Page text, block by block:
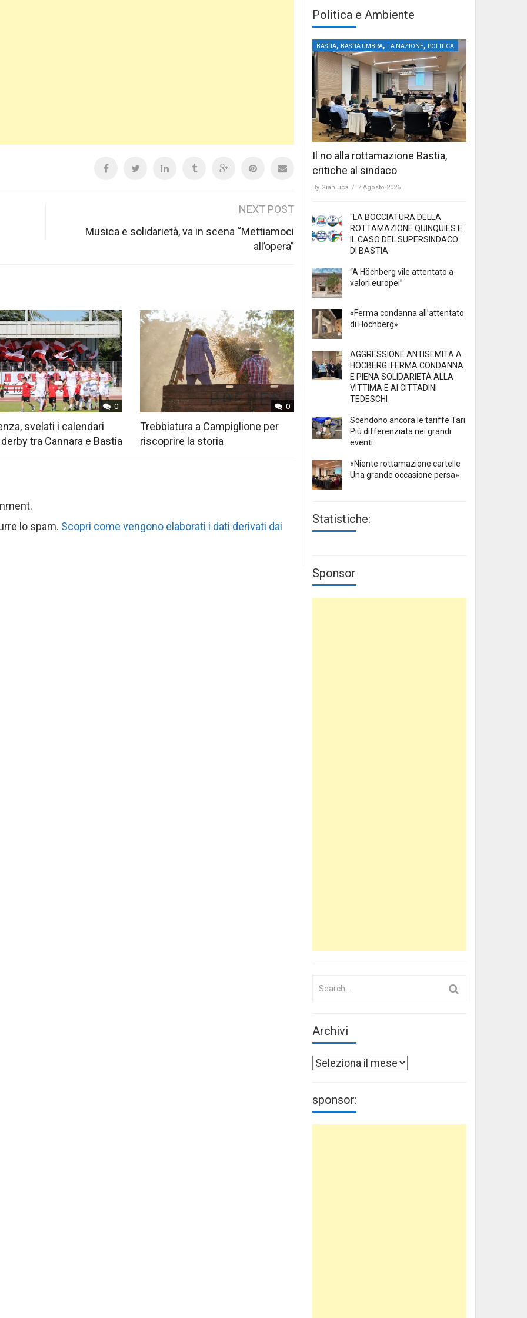
NEXT POST
Musica e solidarietà, va in scena “Mettiamoci
all’opera”
0
svelati i calendari
tra Cannara e Bastia
0
Trebbiatura a Campiglione per
riscoprire la storia
lo spam. Scopri come vengono elaborati i dati derivati dai
Politica e Ambiente
BASTIA, BASTIA UMBRA, LA NAZIONE, POLITICA
Il no alla rottamazione Bastia,
critiche al sindaco
By Gianluca / 7 Agosto 2026
“LA BOCCIATURA DELLA
ROTTAMAZIONE QUINQUIES E
IL CASO DEL SUPERSINDACO
DI BASTIA
“A Höchberg vile attentato a
valori europei”
«Ferma condanna all’attentato
di Höchberg»
AGGRESSIONE ANTISEMITA A
HÖCBERG: FERMA CONDANNA
E PIENA SOLIDARIETÀ ALLA
VITTIMA E AI CITTADINI
TEDESCHI
Scendono ancora le tariffe Tari
Più differenziata nei grandi
eventi
«Niente rottamazione cartelle
Una grande occasione persa»
Statistiche:
Sponsor
Archivi
Archivi
sponsor: